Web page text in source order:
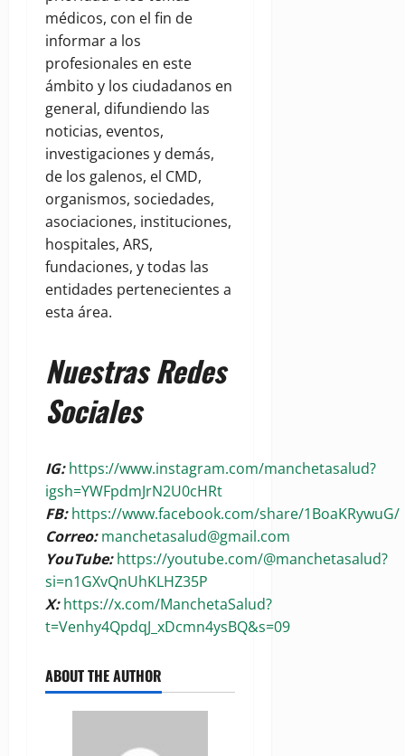
médicos, con el fin de
informar a los
profesionales en este
ámbito y los ciudadanos en
general, difundiendo las
noticias, eventos,
investigaciones y demás,
de los galenos, el CMD,
organismos, sociedades,
asociaciones, instituciones,
hospitales, ARS,
fundaciones, y todas las
entidades pertenecientes a
esta área.
Nuestras Redes
Sociales
IG:https://www.instagram.com/manchetasalud?
igsh=YWFpdmJrN2U0cHRt
FB:https://www.facebook.com/share/1BoaKRywuG/
Correo:manchetasalud@gmail.com
YouTube: https://youtube.com/@manchetasalud?
si=n1GXvQnUhKLHZ35P
X:https://x.com/ManchetaSalud?
t=Venhy4QpdqJ_xDcmn4ysBQ&s=09
ABOUT THE AUTHOR